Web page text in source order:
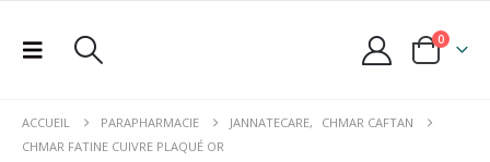
0
ACCUEIL PARAPHARMACIE JANNATECARE,
CHMAR CAFTAN
CHMAR FATINE CUIVRE PLAQUÉ OR